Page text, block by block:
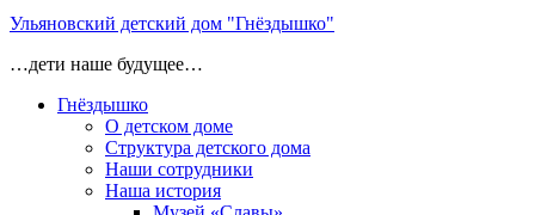
Ульяновский детский дом "Гнёздышко"
…дети наше будущее…
Гнёздышко
О детском доме
Структура детского дома
Наши сотрудники
Наша история